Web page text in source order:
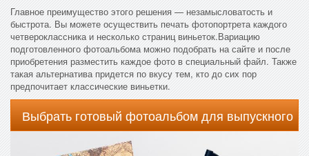
Главное преимущество этого решения — незамысловатость и
быстрота. Вы можете осуществить печать фотопортрета каждого
четвероклассника и несколько страниц виньеток.Вариацию
подготовленного фотоальбома можно подобрать на сайте и после
приобретения разместить каждое фото в специальный файл. Также
такая альтернатива придется по вкусу тем, кто до сих пор
предпочитает классические виньетки.
Выбрать готовый фотоальбом для выпускного